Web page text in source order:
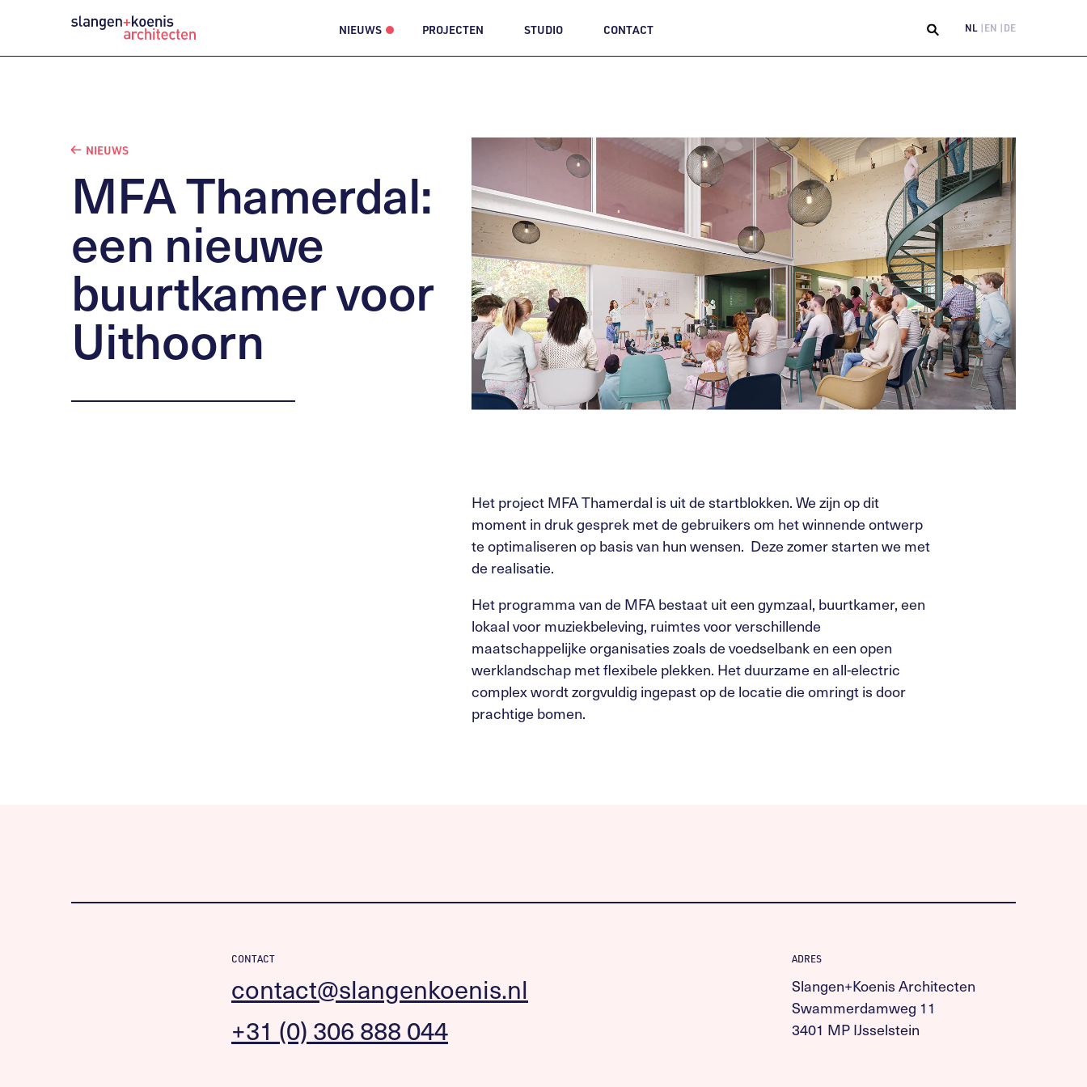
NIEUWS PROJECTEN STUDIO CONTACT NL EN DE
NIEUWS
MFAThamerdal:
een nieuwe
buurtkamervoor
Uithoorn
Het project MFA Thamerdal is uit de startblokken. We zijn op dit
moment in druk gesprek met de gebruikers om het winnende ontwerp
te optimaliseren op basis van hun wensen. Deze zomer starten we met
de realisatie.
Het programma van de MFA bestaat uit een gymzaal, buurtkamer, een
lokaal voor muziekbeleving, ruimtes voor verschillende
maatschappelijke organisaties zoals de voedselbank en een open
werklandschap met flexibele plekken. Het duurzame en all-electric
complex wordt zorgvuldig ingepast op de locatie die omringt is door
prachtige bomen.
CONTACT
contact@slangenkoenis.nl
+31 (0) 306 888 044
ADRES
Slangen+Koenis Architecten
Swammerdamweg 11
3401 MP IJsselstein